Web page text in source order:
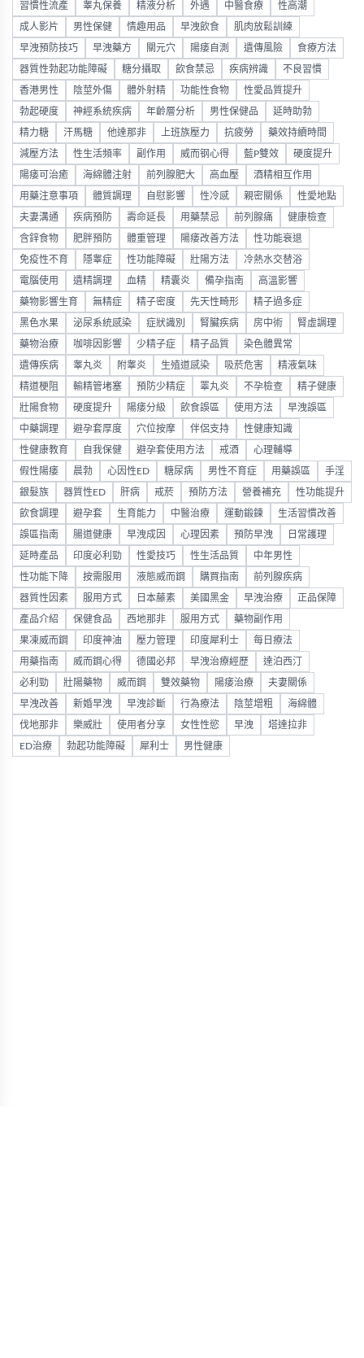
習慣性流產 睾丸保養 精液分析 外遇 中醫食療 性高潮
成人影片 男性保健 情趣用品 早洩飲食 肌肉放鬆訓練
早洩預防技巧 早洩藥方 關元穴 陽痿自測 遺傳風險 食療方法
器質性勃起功能障礙 糖分攝取 飲食禁忌 疾病辨識 不良習慣
香港男性 陰莖外傷 體外射精 功能性食物 性愛品質提升
勃起硬度 神經系統疾病 年齡層分析 男性保健品 延時助勃
精力糖 汗馬糖 他達那非 上班族壓力 抗疲勞 藥效持續時間
減壓方法 性生活頻率 副作用 威而钢心得 藍P雙效 硬度提升
陽痿可治癒 海綿體注射 前列腺肥大 高血壓 酒精相互作用
用藥注意事項 體質調理 自慰影響 性冷感 親密關係 性愛地點
夫妻溝通 疾病預防 壽命延長 用藥禁忌 前列腺痛 健康檢查
含鋅食物 肥胖預防 體重管理 陽痿改善方法 性功能衰退
免疫性不育 隱睾症 性功能障礙 壯陽方法 冷熱水交替浴
電腦使用 遺精調理 血精 精囊炎 備孕指南 高溫影響
藥物影響生育 無精症 精子密度 先天性畸形 精子過多症
黑色水果 泌尿系統感染 症狀識別 腎臟疾病 房中術 腎虛調理
藥物治療 咖啡因影響 少精子症 精子品質 染色體異常
遺傳疾病 睾丸炎 附睾炎 生殖道感染 吸菸危害 精液氣味
精道梗阻 輸精管堵塞 預防少精症 睪丸炎 不孕檢查 精子健康
壯陽食物 硬度提升 陽痿分級 飲食誤區 使用方法 早洩誤區
中藥調理 避孕套厚度 穴位按摩 伴侶支持 性健康知識
性健康教育 自我保健 避孕套使用方法 戒酒 心理輔導
假性陽痿 晨勃 心因性ED 糖尿病 男性不育症 用藥誤區 手淫
銀髮族 器質性ED 肝病 戒菸 預防方法 營養補充 性功能提升
飲食調理 避孕套 生育能力 中醫治療 運動鍛鍊 生活習慣改善
誤區指南 腸道健康 早洩成因 心理因素 預防早洩 日常護理
延時產品 印度必利勁 性愛技巧 性生活品質 中年男性
性功能下降 按需服用 液態威而鋼 購買指南 前列腺疾病
器質性因素 服用方式 日本藤素 美國黑金 早洩治療 正品保障
產品介紹 保健食品 西地那非 服用方式 藥物副作用
果凍威而鋼 印度神油 壓力管理 印度犀利士 每日療法
用藥指南 威而鋼心得 德國必邦 早洩治療經歷 達泊西汀
必利勁 壯陽藥物 威而鋼 雙效藥物 陽痿治療 夫妻關係
早洩改善 新婚早洩 早洩診斷 行為療法 陰莖增粗 海綿體
伐地那非 樂威壯 使用者分享 女性性慾 早洩 塔達拉非
ED治療 勃起功能障礙 犀利士 男性健康